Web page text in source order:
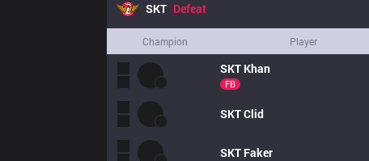
SKT Defeat
Champion Player
SKT Khan
FB
SKTClid
SKT Faker